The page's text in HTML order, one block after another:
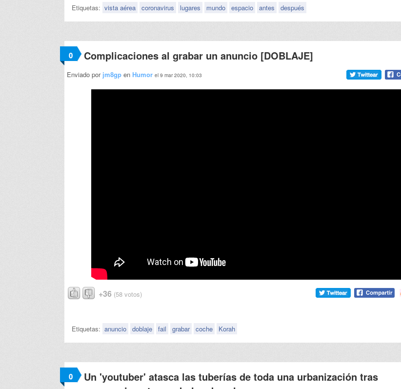
Etiquetas: vista aérea coronavirus lugares mundo espacio antes después
0 Complicaciones al grabar un anuncio [DOBLAJE]
Enviado por jm8gp en Humor el 9 mar 2020, 10:03
+36 (58 votos)
Etiquetas: anuncio doblaje fail grabar coche Korah
0
Un 'youtuber' atasca las tuberías de toda una urbanización tras